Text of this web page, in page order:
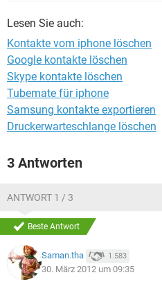
Lesen Sie auch:
Kontakte vom iphone löschen
Google kontakte löschen
Skype kontakte löschen
Tubemate für iphone
Samsung kontakte exportieren
Druckerwarteschlange löschen
3 Antworten
ANTWORT 1 / 3
Beste Antwort
Saman.tha 1.583
30. März 2012 um 09:35